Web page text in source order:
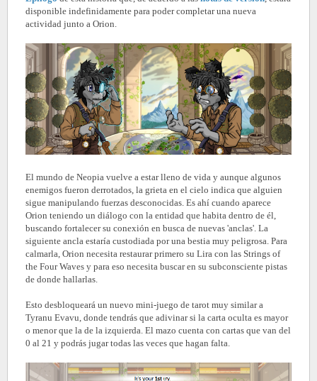
disponible indefinidamente para poder completar una nueva
actividad junto a Orion.
El mundo de Neopia vuelve a estar lleno de vida y aunque algunos
enemigos fueron derrotados, la grieta en el cielo indica que alguien
sigue manipulando fuerzas desconocidas. Es ahí cuando aparece
Orion teniendo un diálogo con la entidad que habita dentro de él,
buscando fortalecer su conexión en busca de nuevas 'anclas'. La
siguiente ancla estaría custodiada por una bestia muy peligrosa. Para
calmarla, Orion necesita restaurar primero su Lira con las Strings of
the Four Waves y para eso necesita buscar en su subconsciente pistas
de donde hallarlas.
Esto desbloqueará un nuevo mini-juego de tarot muy similar a
Tyranu Evavu, donde tendrás que adivinar si la carta oculta es mayor
o menor que la de la izquierda. El mazo cuenta con cartas que van del
0 al 21 y podrás jugar todas las veces que hagan falta.